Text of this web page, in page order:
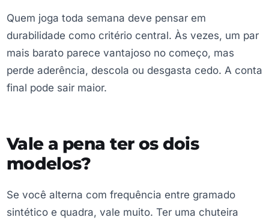
Quem joga toda semana deve pensar em
durabilidade como critério central. Às vezes, um par
mais barato parece vantajoso no começo, mas
perde aderência, descola ou desgasta cedo. A conta
final pode sair maior.
Vale a pena ter os dois
modelos?
Se você alterna com frequência entre gramado
sintético e quadra, vale muito. Ter uma chuteira